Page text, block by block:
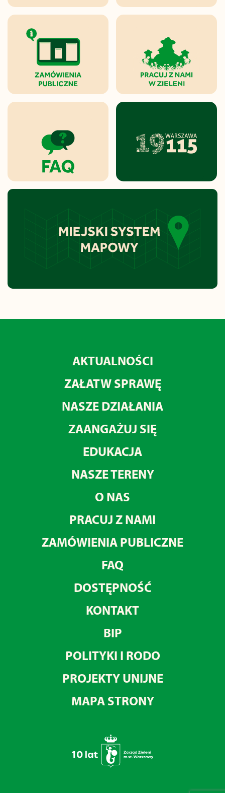
AKTUALNOŚCI
ZAŁATW SPRAWĘ
NASZE DZIAŁANIA
ZAANGAŻUJ SIĘ
EDUKACJA
NASZE TERENY
O NAS
PRACUJ Z NAMI
ZAMÓWIENIA PUBLICZNE
FAQ
DOSTĘPNOŚĆ
KONTAKT
BIP
POLITYKI I RODO
PROJEKTY UNIJNE
MAPA STRONY